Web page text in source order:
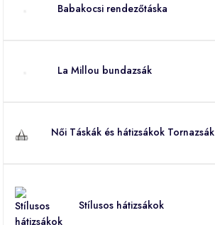
Babakocsi rendezőtáska
La Millou bundazsák
Női Táskák és hátizsákok Tornazsák
Stílusos hátizsákok